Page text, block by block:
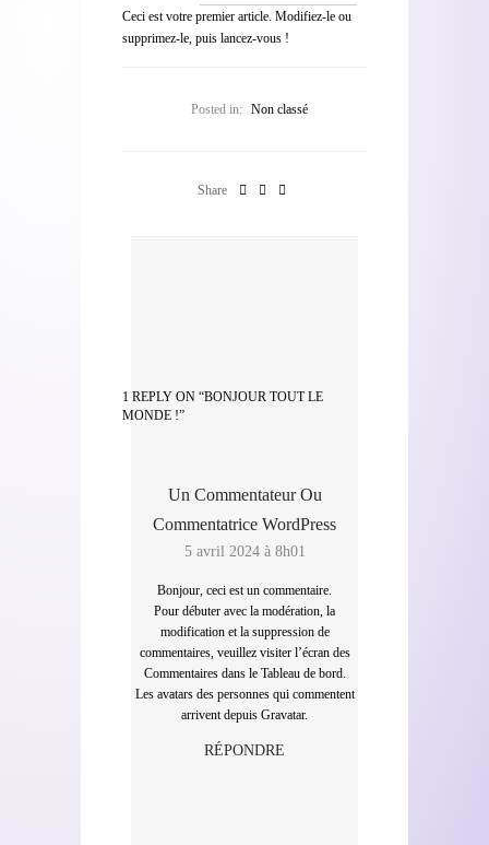
Ceci est votre premier article. Modifiez-le ou
supprimez-le, puis lancez-vous !
Posted in: Non classé
Share
1 REPLY ON “BONJOUR TOUT LE
MONDE !”
Un Commentateur Ou
Commentatrice WordPress
5 avril 2024 à 8h01
Bonjour, ceci est un commentaire.
Pour débuter avec la modération, la
modification et la suppression de
commentaires, veuillez visiter l’écran des
Commentaires dans le Tableau de bord.
Les avatars des personnes qui commentent
arrivent depuis Gravatar.
RÉPONDRE